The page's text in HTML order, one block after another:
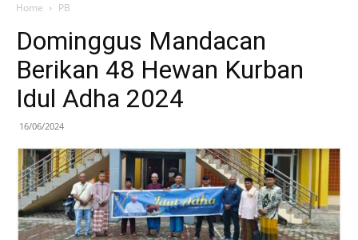
Home PB
Dominggus Mandacan
Berikan 48 Hewan Kurban
Idul Adha 2024
16/06/2024